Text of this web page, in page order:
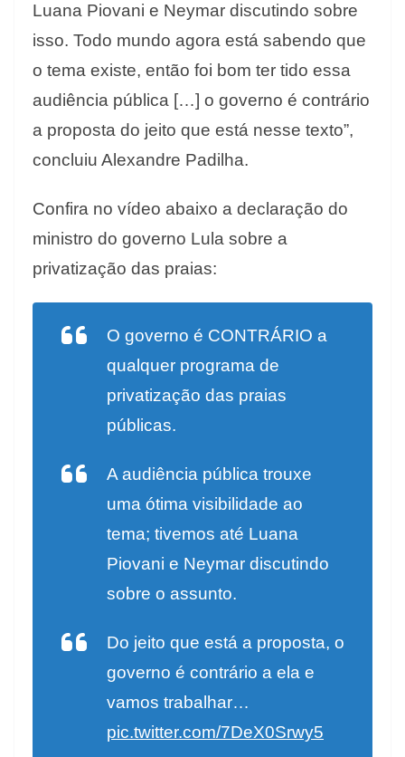
Luana Piovani e Neymar discutindo sobre
isso. Todo mundo agora está sabendo que
o tema existe, então foi bom ter tido essa
audiência pública […] o governo é contrário
a proposta do jeito que está nesse texto”,
concluiu Alexandre Padilha.
Confira no vídeo abaixo a declaração do
ministro do governo Lula sobre a
privatização das praias:
O governo é CONTRÁRIO a
qualquer programa de
privatização das praias
públicas.
A audiência pública trouxe
uma ótima visibilidade ao
tema; tivemos até Luana
Piovani e Neymar discutindo
sobre o assunto.
Do jeito que está a proposta, o
governo é contrário a ela e
vamos trabalhar…
pic.twitter.com/7DeX0Srwy5